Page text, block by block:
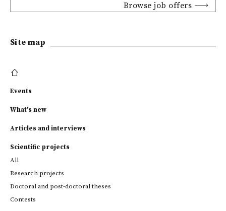
Browse job offers
Site map
Events
What's new
Articles and interviews
Scientific projects
All
Research projects
Doctoral and post-doctoral theses
Contests